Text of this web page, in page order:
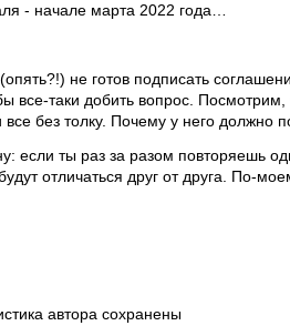
- начале марта 2022 года…
не готов подписать
все-таки добить вопрос.
все без толку. Почему у него должно
если ты раз за разом повторяешь
отличаться друг от друга. По-
автора сохранены